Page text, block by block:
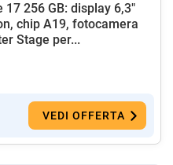
17 256 GB: display 6,3"
chip A19, fotocamera
Stage per...
VEDI OFFERTA